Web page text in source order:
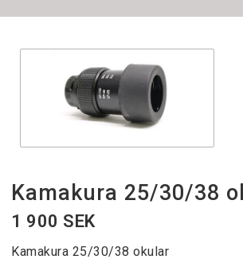
Kamakura 25/30/38
1 900 SEK
Kamakura 25/30/38 okular